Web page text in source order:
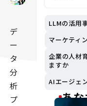
デ
ー
タ
分
析
プ
LLMの活用
マーケティ
企業の人材
ますか
AIエージェ
あ